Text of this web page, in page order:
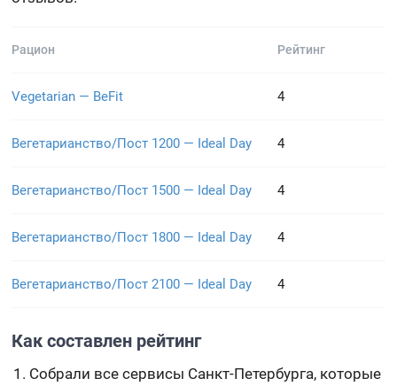
Рацион Рейтинг
Vegetarian — BeFit 4
Вегетарианство/Пост 1200 — Ideal Day 4
Вегетарианство/Пост 1500 — Ideal Day 4
Вегетарианство/Пост 1800 — Ideal Day 4
Вегетарианство/Пост 2100 — Ideal Day 4
Как составлен рейтинг
Собрали все сервисы Санкт-Петербурга, которые